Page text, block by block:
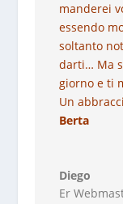
manderei
essendo
soltanto
darti… Ma
giorno e ti
Un
Berta
Diego
Er